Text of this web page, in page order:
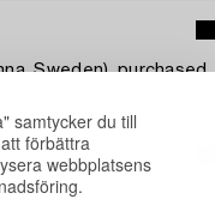
samtycker du till
förbättra
webbplatsens
Sweden), purchased